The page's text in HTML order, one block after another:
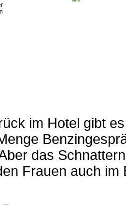
im Hotel gibt
das
Frauen auch im